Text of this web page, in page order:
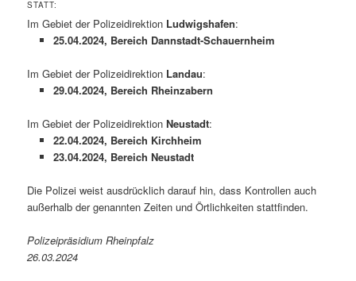
STATT:
Im Gebiet der Polizeidirektion Ludwigshafen:
25.04.2024, Bereich Dannstadt-Schauernheim
Im Gebiet der Polizeidirektion Landau:
29.04.2024, Bereich Rheinzabern
Im Gebiet der PolizeidirektionNeustadt:
22.04.2024, Bereich Kirchheim
23.04.2024, Bereich Neustadt
Die Polizei weist ausdrücklich darauf hin, dass Kontrollen auch
außerhalb der genannten Zeiten und Örtlichkeiten stattfinden.
Polizeipräsidium Rheinpfalz
26.03.2024